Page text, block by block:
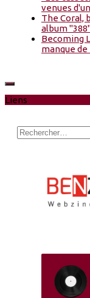
venues
The Coral,
album
Becoming
manque
Liens
Rechercher :